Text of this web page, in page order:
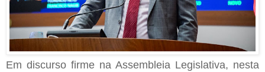
Em discurso firme na Assembleia Legislativa, nesta